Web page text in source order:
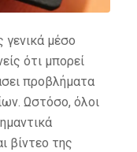
γενικά μέσο
ότι μπορεί
προβλήματα
Ωστόσο, όλοι
βίντεο της